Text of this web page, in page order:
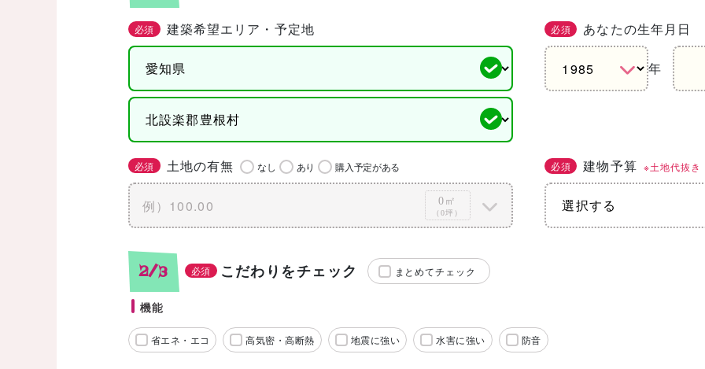
必須 建築希望エリア・予定地 必須 あなたの生年月日
年
必須 土地の有無 なし あり 購入予定がある
0㎡
（0坪）
必須 建物予算 ※土地代抜き
2/3 必須 こだわりをチェック まとめてチェック
機能
省エネ・エコ 高気密・高断熱 地震に強い 水害に強い 防音